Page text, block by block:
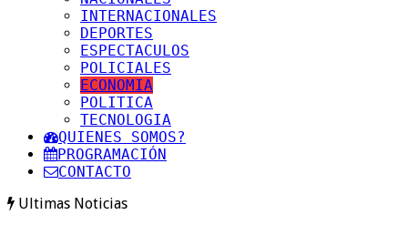
INTERNACIONALES
DEPORTES
ESPECTACULOS
POLICIALES
ECONOMIA
POLITICA
TECNOLOGIA
QUIENES SOMOS?
PROGRAMACIÓN
CONTACTO
Ultimas Noticias